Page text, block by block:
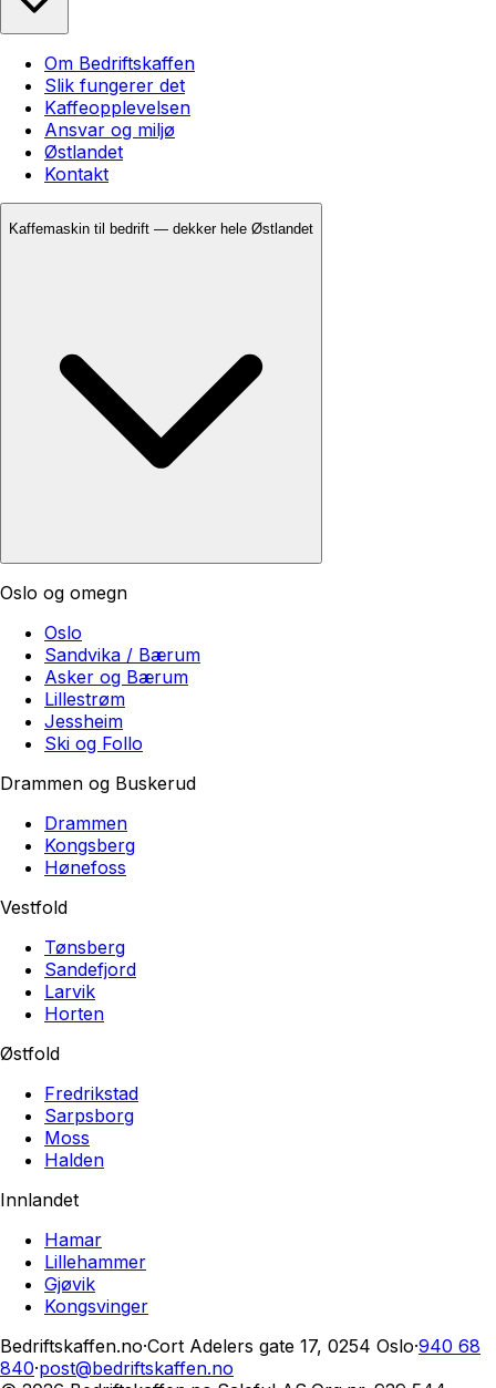
Om Bedriftskaffen
Slik fungerer det
Kaffeopplevelsen
Ansvar og miljø
Østlandet
Kontakt
Kaffemaskin til bedrift — dekker hele Østlandet
Oslo og omegn
Oslo
Sandvika / Bærum
Asker og Bærum
Lillestrøm
Jessheim
Ski og Follo
Drammen og Buskerud
Drammen
Kongsberg
Hønefoss
Vestfold
Tønsberg
Sandefjord
Larvik
Horten
Østfold
Fredrikstad
Sarpsborg
Moss
Halden
Innlandet
Hamar
Lillehammer
Gjøvik
Kongsvinger
Bedriftskaffen.no·Cort Adelers gate 17, 0254 Oslo·940 68
840·post@bedriftskaffen.no